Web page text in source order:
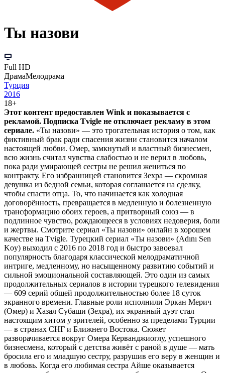
Ты назови
Full HD
ДрамаМелодрама
Турция
2016
18+
Этот контент предоставлен Wink и показывается с
рекламой. Подписка Tvigle не отключает рекламу в этом
сериале. «Ты назови» — это трогательная история о том, как
фиктивный брак ради спасения жизни становится началом
настоящей любви. Омер, замкнутый и властный бизнесмен,
всю жизнь считал чувства слабостью и не верил в любовь,
пока ради умирающей сестры не решил жениться по
контракту. Его избранницей становится Зехра — скромная
девушка из бедной семьи, которая соглашается на сделку,
чтобы спасти отца. То, что начинается как холодная
договорённость, превращается в медленную и болезненную
трансформацию обоих героев, а притворный союз — в
подлинное чувство, рождающееся в условиях недоверия, боли
и жертвы. Смотрите сериал «Ты назови» онлайн в хорошем
качестве на Tvigle. Турецкий сериал «Ты назови» (Adını Sen
Koy) выходил с 2016 по 2018 год и быстро завоевал
популярность благодаря классической мелодраматичной
интриге, медленному, но насыщенному развитию событий и
сильной эмоциональной составляющей. Это один из самых
продолжительных сериалов в истории турецкого телевидения
— 609 серий общей продолжительностью более 18 суток
экранного времени. Главные роли исполнили Эркан Мерич
(Омер) и Хазал Субаши (Зехра), их экранный дуэт стал
настоящим хитом у зрителей, особенно за пределами Турции
— в странах СНГ и Ближнего Востока. Сюжет
разворачивается вокруг Омера Керванджиоглу, успешного
бизнесмена, который с детства живёт с раной в душе — мать
бросила его и младшую сестру, разрушив его веру в женщин и
в любовь. Когда его любимая сестра Айше оказывается